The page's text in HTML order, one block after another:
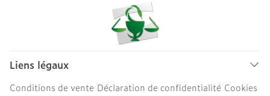
Liens légaux
Conditions de vente Déclaration de confidentialité Cookies